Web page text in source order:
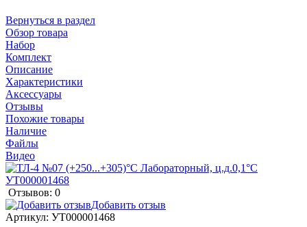
Вернуться в раздел
Обзор товара
Набор
Комплект
Описание
Характеристики
Аксессуары
Отзывы
Похожие товары
Наличие
Файлы
Видео
Отзывов: 0
Добавить отзыв
Артикул: УТ000001468